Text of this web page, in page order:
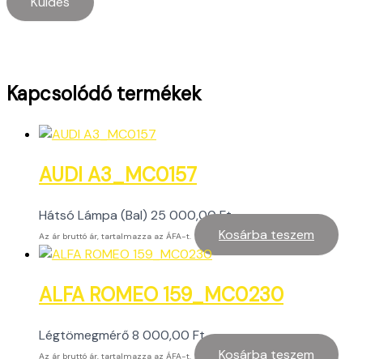
Kapcsolódó termékek
AUDI A3_MC0157
Hátsó Lámpa (Bal) 25 000,00Ft
Az ár bruttó ár, tartalmazza az ÁFA-t. Kosárba teszem
ALFA ROMEO 159_MC0230
Légtömegmérő8 000,00 Ft
Az ár bruttó ár, tartalmazza az ÁFA-t. Kosárba teszem